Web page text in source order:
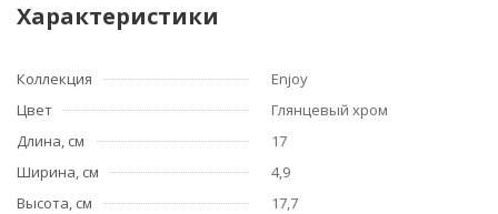
Характеристики
Коллекция
Enjoy
Цвет
Глянцевый хром
Длина, см
17
Ширина, см
4,9
Высота, см
17,7